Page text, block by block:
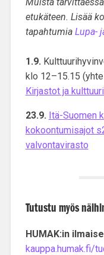
etukäteen. Lisää
tapahtumia Lupa-
1.9.
klo 12–15.15
Kirjastot ja
23.9. Itä-Suomen
kokoontumisajot
valvontavirasto
Tutustu myös
HUMAK:in
kauppa.humak.fi/